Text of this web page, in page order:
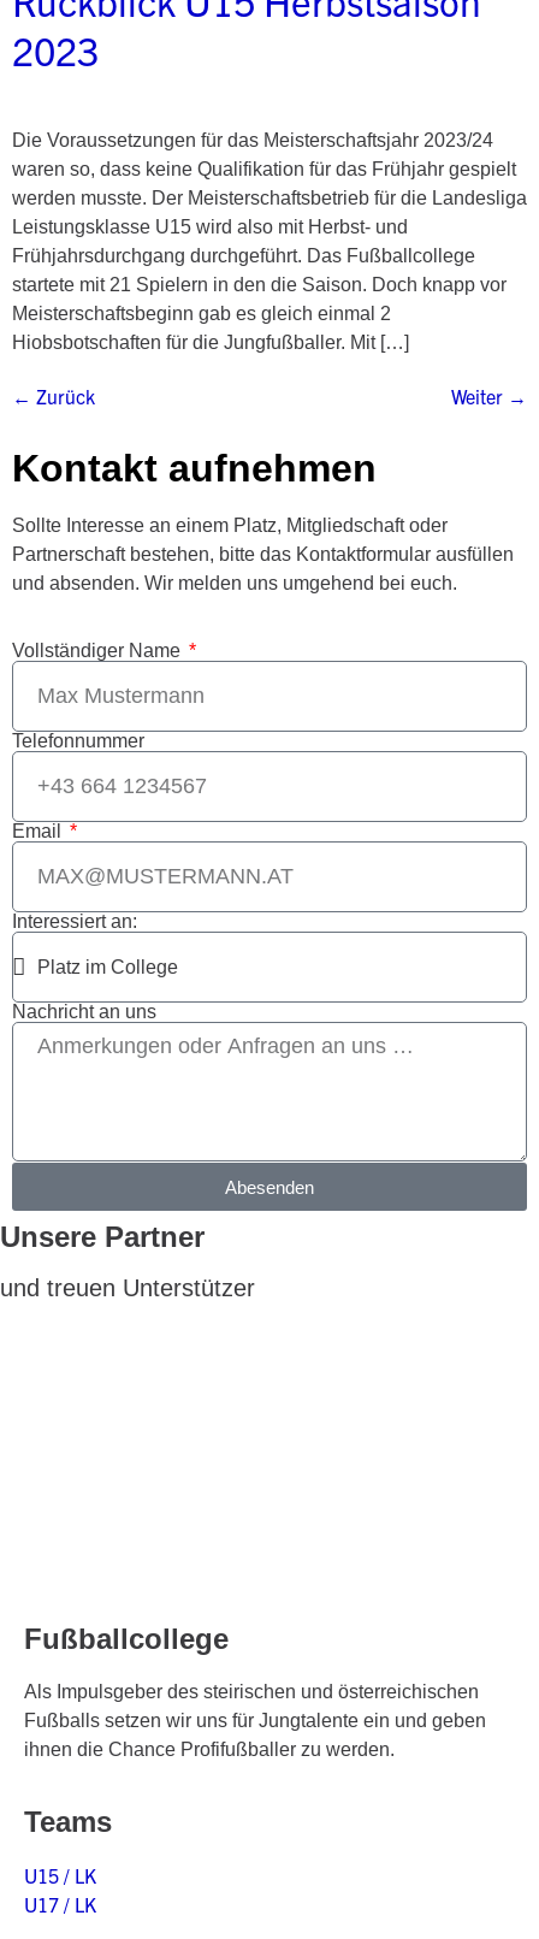
2023
Die Voraussetzungen für das Meisterschaftsjahr 2023/24
waren so, dass keine Qualifikation für das Frühjahr gespielt
werden musste. Der Meisterschaftsbetrieb für die Landesliga
Leistungsklasse U15 wird also mit Herbst- und
Frühjahrsdurchgang durchgeführt. Das Fußballcollege
startete mit 21 Spielern in den die Saison. Doch knapp vor
Meisterschaftsbeginn gab es gleich einmal 2
Hiobsbotschaften für die Jungfußballer. Mit […]
← Zurück Weiter →
Kontakt aufnehmen
Sollte Interesse an einem Platz, Mitgliedschaft oder
Partnerschaft bestehen, bitte das Kontaktformular ausfüllen
und absenden. Wir melden uns umgehend bei euch.
Vollständiger Name
Telefonnummer
Email
Interessiert an:
Nachricht an uns
Abesenden
Unsere Partner
und treuen Unterstützer
Fußballcollege
Als Impulsgeber des steirischen und österreichischen
Fußballs setzen wir uns für Jungtalente ein und geben
ihnen die Chance Profifußballer zu werden.
Teams
U15 / LK
U17 / LK